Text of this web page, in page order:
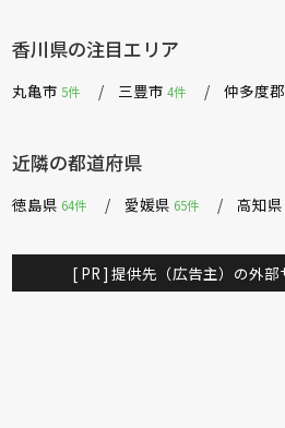
香川県の注目エリア
丸亀市5件 三豊市4件 仲多度
近隣の都道府県
徳島県 64件 愛媛県 65件 高知
[ PR ] 提供先（広告主）の外